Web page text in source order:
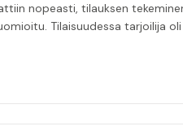
nopeasti, tilauksen
Tilaisuudessa tarjoilija